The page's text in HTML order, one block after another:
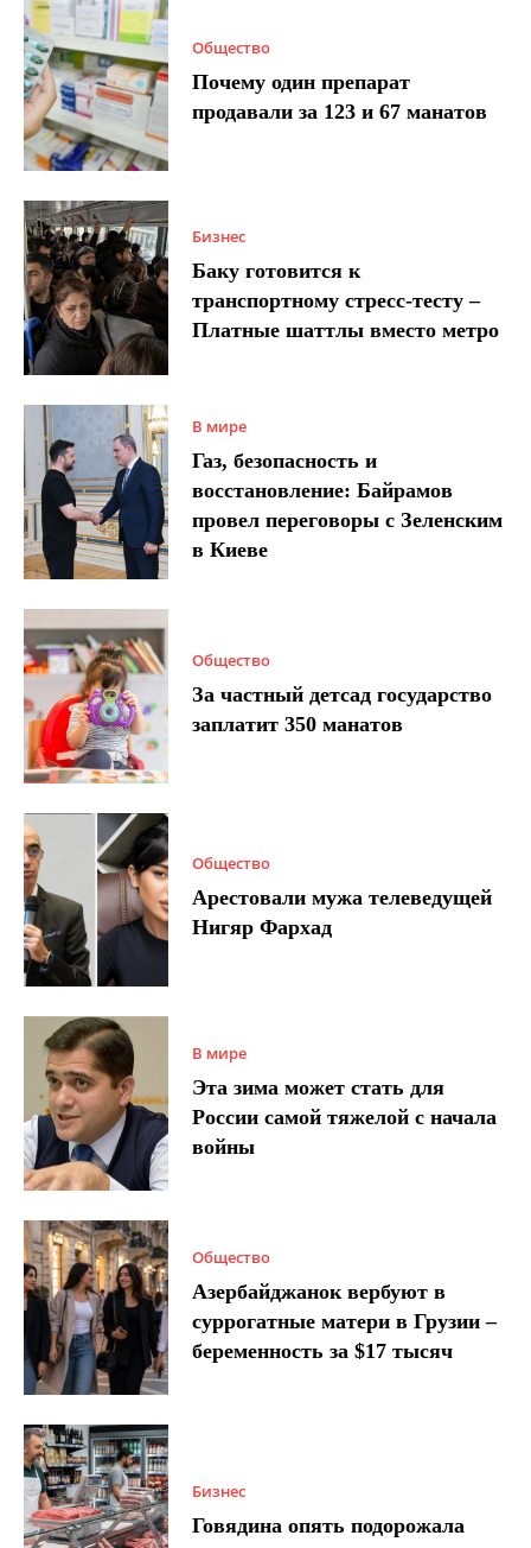
Общество
Почему один препарат
продавали за 123 и 67 манатов
Бизнес
Баку готовится к
транспортному стресс-тесту –
Платные шаттлы вместо метро
В мире
Газ, безопасность и
восстановление: Байрамов
провел переговоры с Зеленским
в Киеве
Общество
За частный детсад государство
заплатит 350 манатов
Общество
Арестовали мужа телеведущей
Нигяр Фархад
В мире
Эта зима может стать для
России самой тяжелой с начала
войны
Общество
Азербайджанок вербуют в
суррогатные матери в Грузии –
беременность за $17 тысяч
Бизнес
Говядина опять подорожала